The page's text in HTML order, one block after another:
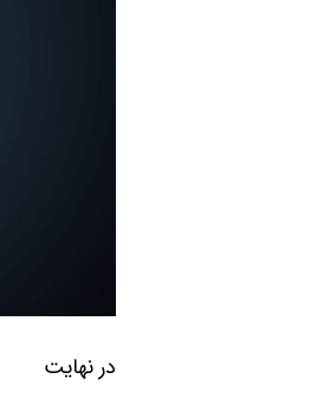
در نهایت